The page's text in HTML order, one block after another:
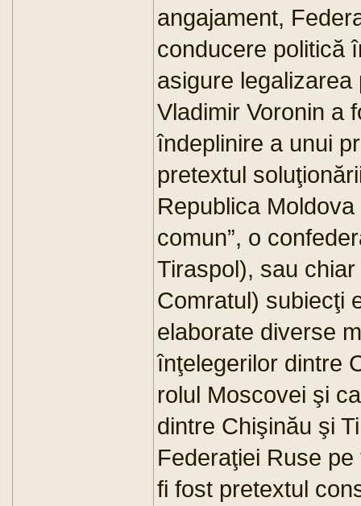
angajament,
conducere politică
asigure
Vladimir Voronin a
îndeplinire a unui
pretextul
Republica
comun”, o
Tiraspol), sau
Comratul) subiecţi
elaborate diverse
înţelegerilor dintre
rolul Moscovei şi
dintre Chişinău şi
Federaţiei Ruse
fi fost pretextul